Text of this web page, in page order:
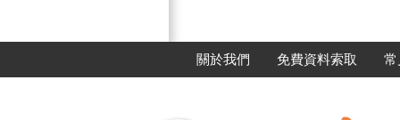
關於我們 免費資料索取 常